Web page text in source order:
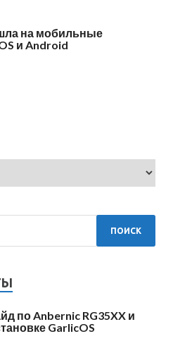
на мобильные
и Android
по Anbernic RG35XX и
GarlicOS